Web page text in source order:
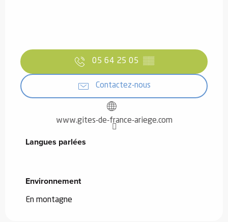
05 64 25 05 ▒▒
Contactez-nous
www.gites-de-france-ariege.com
Langues parlées
Langues parlées
Environnement
Environnement
En montagne